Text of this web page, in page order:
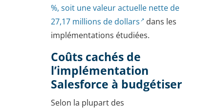
%, soit une valeur actuelle nette de
27,17 millions de dollars
dans les
implémentations étudiées.
Coûts cachés de
l’implémentation
Salesforce à budgétiser
Selon la plupart des